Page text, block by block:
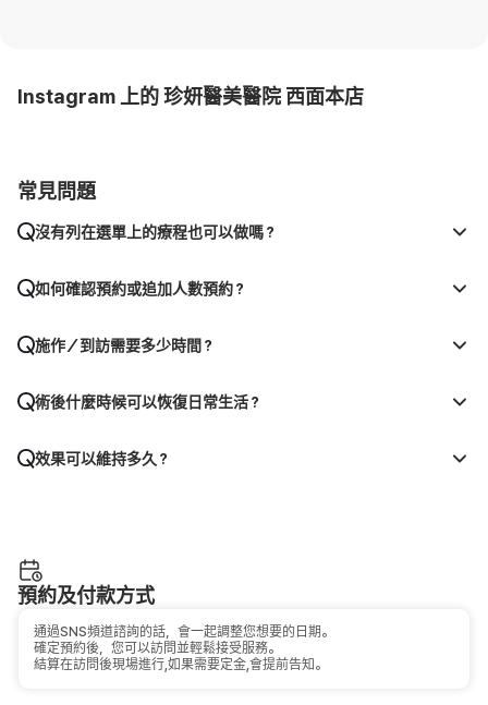
Instagram 上的 珍妍醫美醫院 西面本店
常見問題
沒有列在選單上的療程也可以做嗎？
如何確認預約或追加人數預約？
施作／到訪需要多少時間？
術後什麼時候可以恢復日常生活？
效果可以維持多久？
預約及付款方式
通過SNS頻道諮詢的話，會一起調整您想要的日期。
確定預約後，您可以訪問並輕鬆接受服務。
結算在訪問後現場進行,如果需要定金,會提前告知。